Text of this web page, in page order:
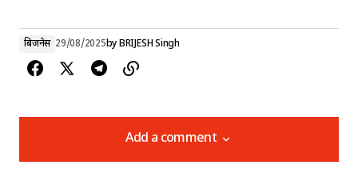
बिजनेस 29/08/2025byBRIJESH Singh
Add a comment
Add a comment